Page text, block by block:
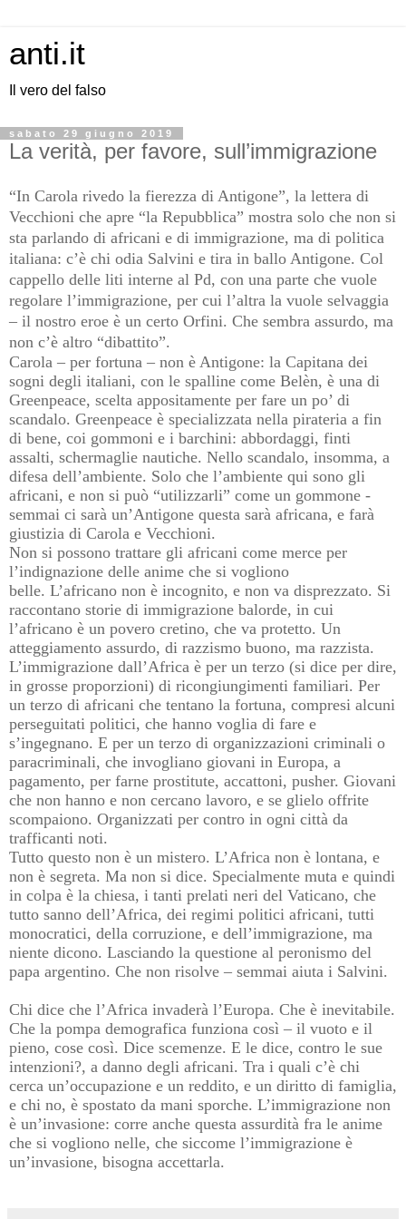
anti.it
Il vero del falso
sabato 29 giugno 2019
La verità, per favore, sull’immigrazione
“In Carola rivedo la fierezza di Antigone”, la lettera di
Vecchioni che apre “la Repubblica” mostra solo che non si
sta parlando di africani e di immigrazione, ma di politica
italiana: c’è chi odia Salvini e tira in ballo Antigone. Col
cappello delle liti interne al Pd, con una parte che vuole
regolare l’immigrazione, per cui l’altra la vuole selvaggia
– il nostro eroe è un certo Orfini. Che sembra assurdo, ma
non c’è altro “dibattito”.
Carola – per fortuna – non è Antigone: la Capitana dei
sogni degli italiani, con le spalline come Belèn, è una di
Greenpeace, scelta appositamente per fare un po’ di
scandalo. Greenpeace è specializzata nella pirateria a fin
di bene, coi gommoni e i barchini: abbordaggi, finti
assalti, schermaglie nautiche. Nello scandalo, insomma, a
difesa dell’ambiente. Solo che l’ambiente qui sono gli
africani, e non si può “utilizzarli” come un gommone -
semmai ci sarà un’Antigone questa sarà africana, e farà
giustizia di Carola e Vecchioni.
Non si possono trattare gli africani come merce per
l’indignazione delle anime che si vogliono
belle. L’africano non è incognito, e non va disprezzato. Si
raccontano storie di immigrazione balorde, in cui
l’africano è un povero cretino, che va protetto. Un
atteggiamento assurdo, di razzismo buono, ma razzista.
L’immigrazione dall’Africa è per un terzo (si dice per dire,
in grosse proporzioni) di ricongiungimenti familiari. Per
un terzo di africani che tentano la fortuna, compresi alcuni
perseguitati politici, che hanno voglia di fare e
s’ingegnano. E per un terzo di organizzazioni criminali o
paracriminali, che invogliano giovani in Europa, a
pagamento, per farne prostitute, accattoni, pusher. Giovani
che non hanno e non cercano lavoro, e se glielo offrite
scompaiono. Organizzati per contro in ogni città da
trafficanti noti.
Tutto questo non è un mistero. L’Africa non è lontana, e
non è segreta. Ma non si dice. Specialmente muta e quindi
in colpa è la chiesa, i tanti prelati neri del Vaticano, che
tutto sanno dell’Africa, dei regimi politici africani, tutti
monocratici, della corruzione, e dell’immigrazione, ma
niente dicono. Lasciando la questione al peronismo del
papa argentino. Che non risolve – semmai aiuta i Salvini.
Chi dice che l’Africa invaderà l’Europa. Che è inevitabile.
Che la pompa demografica funziona così – il vuoto e il
pieno, cose così. Dice scemenze. E le dice, contro le sue
intenzioni?, a danno degli africani. Tra i quali c’è chi
cerca un’occupazione e un reddito, e un diritto di famiglia,
e chi no, è spostato da mani sporche. L’immigrazione non
è un’invasione: corre anche questa assurdità fra le anime
che si vogliono nelle, che siccome l’immigrazione è
un’invasione, bisogna accettarla.